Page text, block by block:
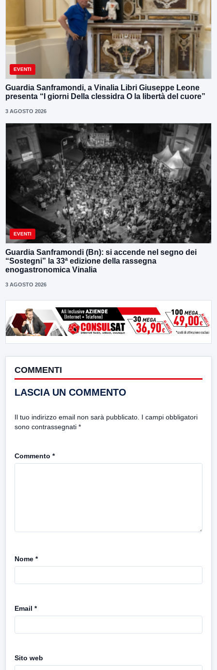
EVENTI
Guardia Sanframondi, a Vinalia Libri Giuseppe Leone
presenta “I giorni Della clessidra O la libertà del cuore”
3 AGOSTO 2026
EVENTI
Guardia Sanframondi (Bn): si accende nel segno dei
“Sostegni” la 33ª edizione della rassegna
enogastronomica Vinalia
3 AGOSTO 2026
COMMENTI
LASCIA UN COMMENTO
Il tuo indirizzo email non sarà pubblicato. I campi obbligatori
sono contrassegnati *
Commento *
Nome *
Email *
Sito web